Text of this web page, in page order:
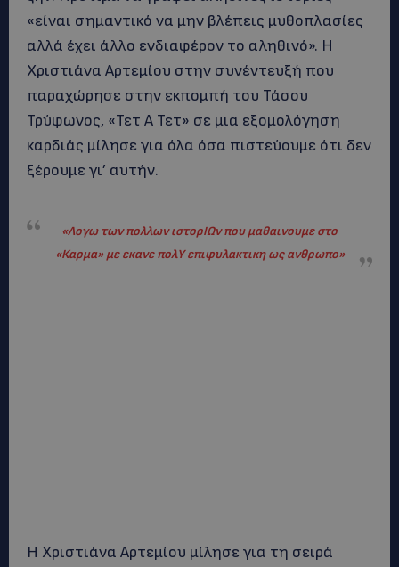
«είναι σημαντικό να μην βλέπεις μυθοπλασίες
αλλά έχει άλλο ενδιαφέρον το αληθινό». Η
Χριστιάνα Αρτεμίου στην συνέντευξή που
παραχώρησε στην εκπομπή του Τάσου
Τρύφωνος, «Τετ Α Τετ» σε μια εξομολόγηση
καρδιάς μίλησε για όλα όσα πιστεύουμε ότι δεν
ξέρουμε γι’ αυτήν.
«Λογω των πολλων ιστορΙΩν που μαθαινουμε στο
«Καρμα» με εκανε πολΥ επιφυλακτικη ως ανθρωπο»
Η Χριστιάνα Αρτεμίου μίλησε για τη σειρά